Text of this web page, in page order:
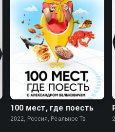
8.8
100 мест, где поесть
2022, Россия, Реальное Тв